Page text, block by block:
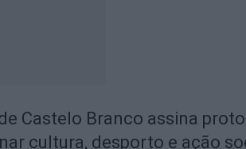
Castelo Branco assina
cultura, desporto e ação